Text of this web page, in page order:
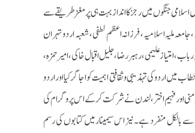
جنگوں میں رجز کا انداز بہت ہی پر مغز طریقے سے
ملیہ اسلامیہ، فرزانہ اعظم لطفی، شعبہ اردو تہران
رباب،امتیاز علیمی،رہبر رضا، جلیل اقبال خاکی، امیر حمزہ،
اردو کی تہذیبی و ثقافتی اہمیت کو اجاگر کیا اور اردو
اور فہیم اختر ، لندن نے شرکت کرکے اس پروگرام کی
سے بالکل منفرد ہے۔ نیز اس سیمینارمیں کتابوں کی رسم